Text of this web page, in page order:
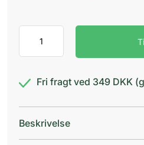
badeovertræk
c
antal Fri fragt ved 349 DKK
Beskrivelse